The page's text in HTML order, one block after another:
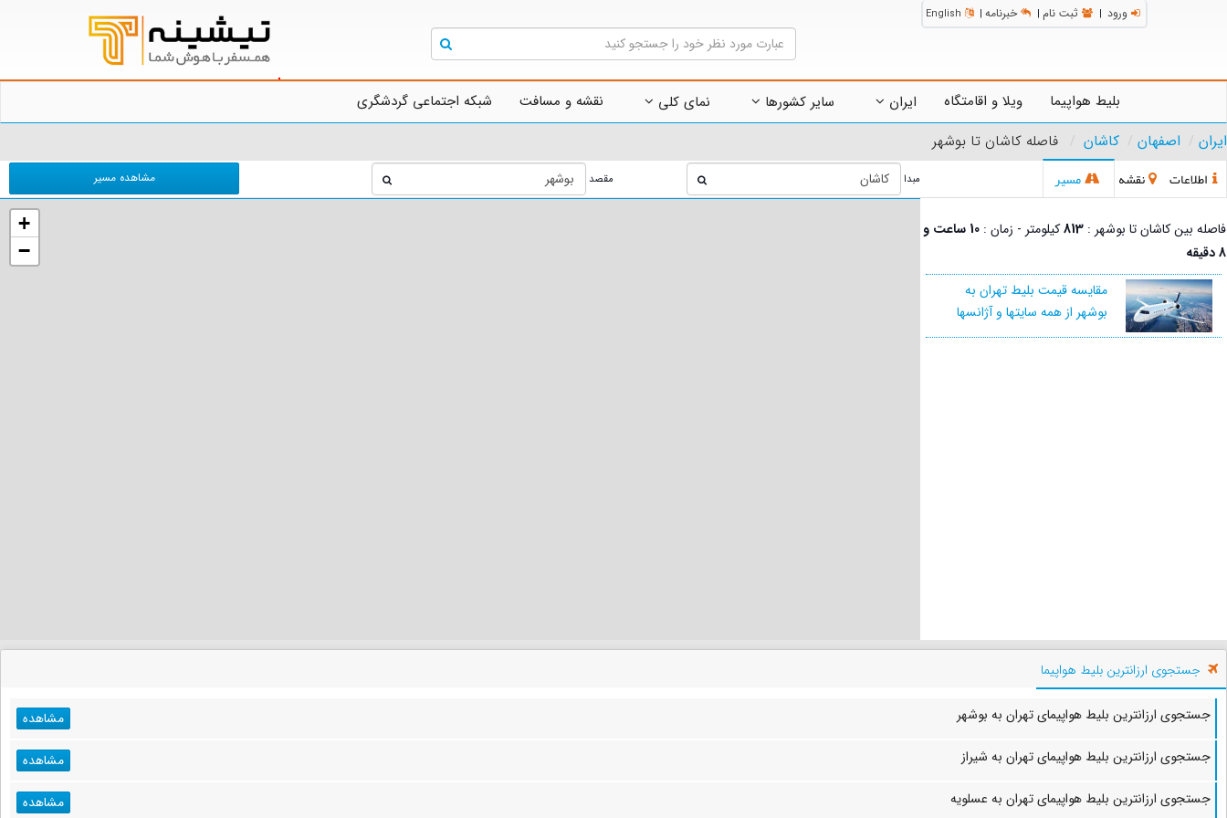
ورود | ثبت نام | خبرنامه |
English
بلیط هواپیما ویلا و اقامتگاه ایران سایر کشورها نمای کلی نقشه و مسافت
شبکه اجتماعی گردشگری
ایران
اصفهان کاشان فاصله کاشان تا بوشهر
اطلاعات نقشه مسیر مبدا مقصد مشاهده مسیر
+
−
فاصله بین کاشان تا بوشهر : 813کیلومتر - زمان :
10 ساعت و
8 دقیقه
مقایسه قیمت بلیط تهران به
بوشهر از همه سایتها و آژانسها
جستجوی ارزانترین بلیط هواپیما
جستجوی ارزانترین بلیط هواپیمای تهران به بوشهر
مشاهده
جستجوی ارزانترین بلیط هواپیمای تهران به شیراز
مشاهده
جستجوی ارزانترین بلیط هواپیمای تهران به عسلویه
مشاهده